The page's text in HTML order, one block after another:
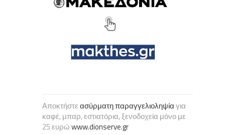
Αποκτήστεασύρματη παραγγελιοληψίαγια
καφέ, μπαρ, εστιατόρια, ξενοδοχεία μόνο με
25 ευρώwww.dionserve.gr